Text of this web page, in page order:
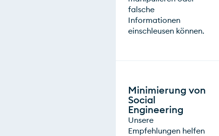
falsche
Informationen
einschleusen können.
Minimierung von
Social
Engineering
Unsere
Empfehlungen helfen